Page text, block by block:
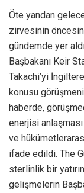
Öte yandan
zirvesinin
gündemde yer
Başbakanı Keir
Takachi’yi
konusu
haberde,
enerjisi
ve
ifade edildi. The
sterlinlik bir
gelişmelerin